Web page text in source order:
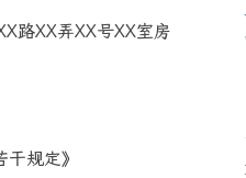
路XX弄XX号XX室房
规定》